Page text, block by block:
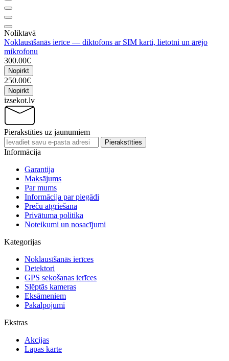
Noliktavā
Noklausīšanās ierīce — diktofons ar SIM karti, lietotni un ārējo
mikrofonu
300.00€
Nopirkt
250.00€
Nopirkt
izsekot.lv
Pierakstīties uz jaunumiem
Pierakstīties
Informācija
Garantija
Maksājums
Par mums
Informācija par piegādi
Preču atgriešana
Privātuma politika
Noteikumi un nosacījumi
Kategorijas
Noklausīšanās ierīces
Detektori
GPS sekošanas ierīces
Slēptās kameras
Eksāmeniem
Pakalpojumi
Ekstras
Akcijas
Lapas karte